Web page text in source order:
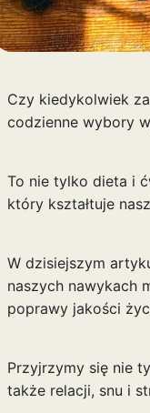
Czy kiedykolwiek
codzienne wybory
To nie tylko dieta i
który kształtuje
W dzisiejszym
naszych nawykach
poprawy jakości
Przyjrzymy się nie
także relacji, snu i